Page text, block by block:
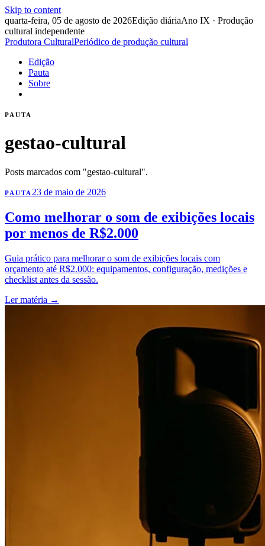
Skip to content
quarta-feira, 05 de agosto de 2026Edição diáriaAno IX · Produção
cultural independente
Produtora CulturalPeriódico de produção cultural
Edição
Pauta
Sobre
PAUTA
gestao-cultural
Posts marcados com "gestao-cultural".
PAUTA 23 de maio de 2026
Como melhorar o som de exibições locais
por menos de R$2.000
Guia prático para melhorar o som de exibições locais com
orçamento até R$2.000: equipamentos, configuração, medições e
checklist antes da sessão.
Ler matéria →